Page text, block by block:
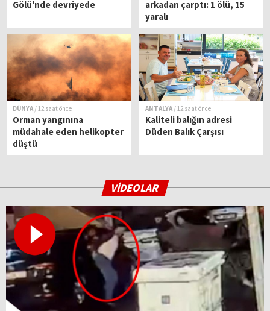
Gölü'nde devriyede
arkadan çarptı: 1 ölü, 15
yaralı
DÜNYA / 12 saat önce
Orman yangınına
müdahale eden helikopter
düştü
ANTALYA / 12 saat önce
Kaliteli balığın adresi
Düden Balık Çarşısı
VİDEOLAR